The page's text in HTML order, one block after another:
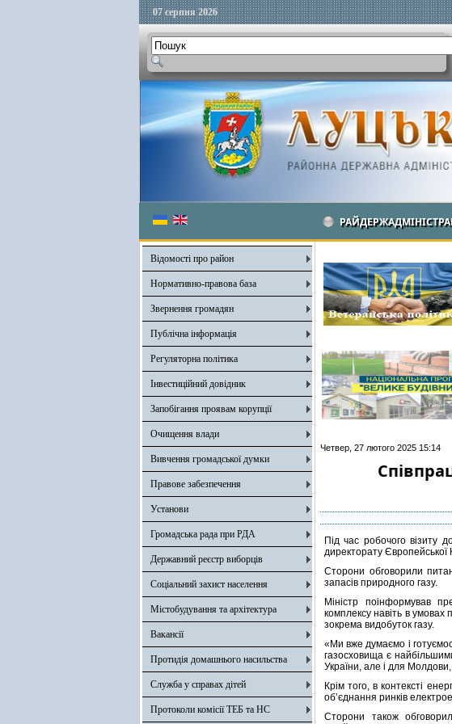
07 серпня 2026
Відомості про район
Нормативно-правова база
Звернення громадян
Публічна інформація
Регуляторна політика
Інвестиційний довідник
Запобігання проявам корупції
Очищення влади
Вивчення громадської думки
Правове забезпечення
Установи
Громадська рада при РДА
Державний реєстр виборців
Соціальний захист населення
Містобудування та архітектура
Вакансії
Протидія домашнього насильства
Служба у справах дітей
Протоколи комісії ТЕБ та НС
Четвер, 27 лютого 2025 15:14
Під час робочого візиту
директорату Європейської
Сторони обговорили
запасів природного газу.
Міністр поінформував
комплексу навіть в умовах
зокрема видобуток газу.
«Ми вже думаємо і
газосховища є
України, але і для
Крім того, в контексті
обʼєднання ринків
Сторони також